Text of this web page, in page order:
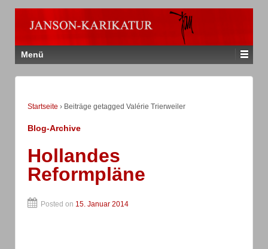
Menü
Startseite › Beiträge getagged Valérie Trierweiler
Blog-Archive
Hollandes
Reformpläne
Posted on 15. Januar 2014